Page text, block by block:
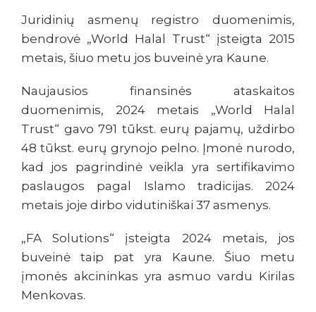
Juridinių asmenų registro duomenimis,
bendrovė „World Halal Trust“ įsteigta 2015
metais, šiuo metu jos buveinė yra Kaune.
Naujausios finansinės ataskaitos
duomenimis, 2024 metais „World Halal
Trust“ gavo 791 tūkst. eurų pajamų, uždirbo
48 tūkst. eurų grynojo pelno. Įmonė nurodo,
kad jos pagrindinė veikla yra sertifikavimo
paslaugos pagal Islamo tradicijas. 2024
metais joje dirbo vidutiniškai 37 asmenys.
„FA Solutions“ įsteigta 2024 metais, jos
buveinė taip pat yra Kaune. Šiuo metu
įmonės akcininkas yra asmuo vardu Kirilas
Menkovas.